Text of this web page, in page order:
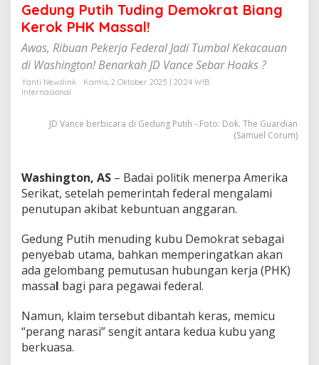
g
K
e
r
o
k
P
M
a
l
Gedung Putih Tuding Demokrat Biang
Kerok PHK Massal!
Awas, Ribuan Pekerja Federal Jadi Tumbal Kekacauan
di Washington! Benarkah JD Vance Sebar Hoaks ?
Yanti Newslink
Kamis, 2 Oktober 2025 | 20:24 WIB
Internasional
JD Vance berbicara di Gedung Putih -.Foto: Dok. The Guardian
(Samuel Corum)
Washington, AS – Badai politik menerpa Amerika
Serikat, setelah pemerintah federal mengalami
penutupan akibat kebuntuan anggaran.
Gedung Putih menuding kubu Demokrat sebagai
penyebab utama, bahkan memperingatkan akan
ada gelombang pemutusan hubungan kerja (PHK)
massal bagi para pegawai federal.
Namun, klaim tersebut dibantah keras, memicu
“perang narasi” sengit antara kedua kubu yang
berkuasa.